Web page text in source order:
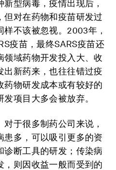
型病毒，疫情出现后，
但对在药物和疫苗研发过
不该被忽视。2003年，
疫苗，最终SARS疫苗还
领域药物开发投入大、收
出新药来，也往往错过疫
药物研发成本或有较好的
项目大多会被放弃。
于很多制药公司来说，
患多，可以吸引更多的资
诊断工具的研发；传染病
，则因收益一般而受到的